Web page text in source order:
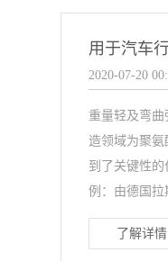
2020-07-20
重量轻及弯曲
造领域为聚
到了关键性
例：由德国拉
了解详